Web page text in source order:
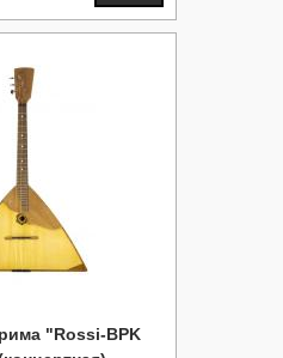
"Rossi-BPK